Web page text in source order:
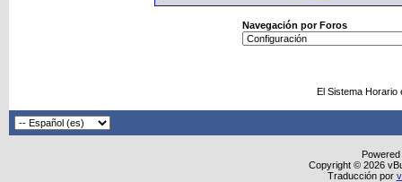
Navegación por Foros
El Sistema
Copyright © 2026
Traducción por